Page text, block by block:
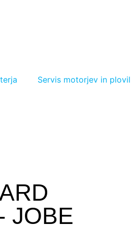
Servis motorjev in plovil
JOBE